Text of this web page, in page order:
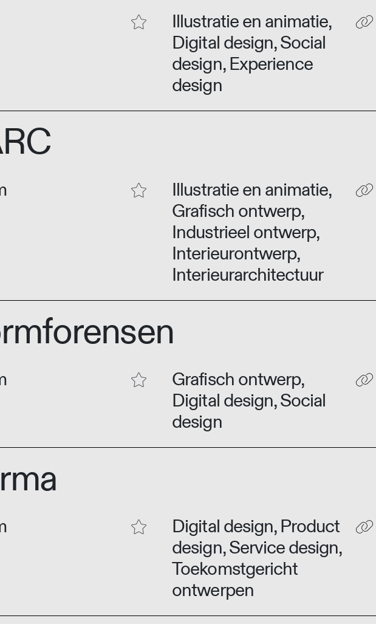
Illustratie en animatie,
Digital design, Social
design, Experience
design
Illustratie en animatie,
Grafisch ontwerp,
Industrieel ontwerp,
Interieurontwerp,
Interieurarchitectuur
Grafisch ontwerp,
Digital design, Social
design
Digital design, Product
design, Service design,
Toekomstgericht
ontwerpen